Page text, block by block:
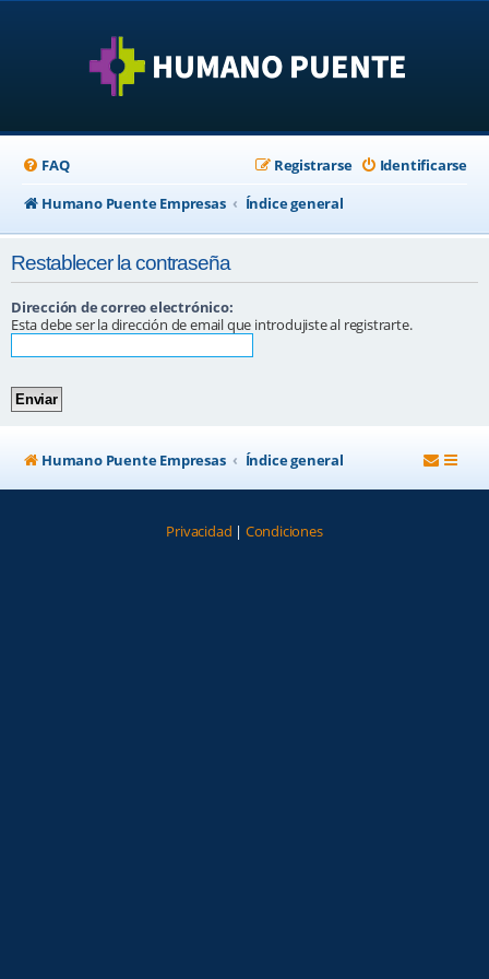
FAQ Identificarse
Registrarse
Humano Puente Empresas
Índice general
Restablecer la contraseña
Dirección de correo electrónico:
Esta debe ser la dirección de email que introdujiste al registrarte.
Humano Puente Empresas Índice general
Privacidad | Condiciones